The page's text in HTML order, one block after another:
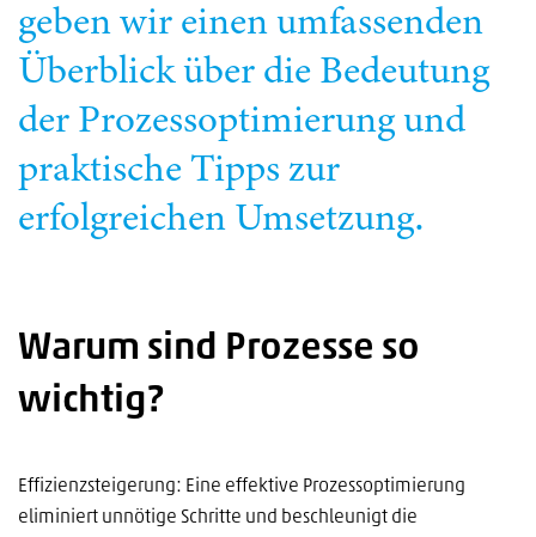
geben wir einen umfassenden
Überblick über die Bedeutung
der Prozessoptimierung und
praktische Tipps zur
erfolgreichen Umsetzung.
Warum sind Prozesse so
wichtig?
Effizienzsteigerung: Eine effektive Prozessoptimierung
eliminiert unnötige Schritte und beschleunigt die